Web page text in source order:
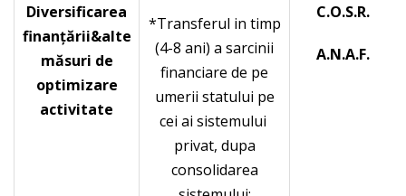
Diversificarea
finanţării&alte
măsuri de
optimizare
activitate
*Transferul in timp
(4-8 ani) a sarcinii
financiare de pe
umerii statului pe
cei ai sistemului
privat, dupa
consolidarea
C.O.S.R.
A.N.A.F.